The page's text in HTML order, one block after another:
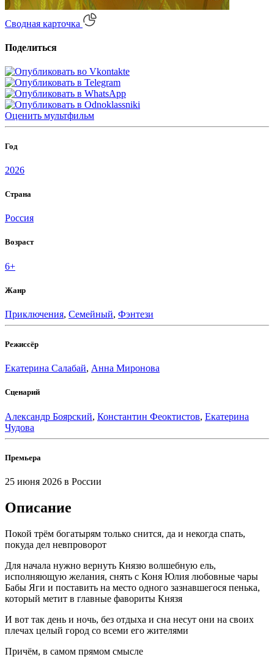
Сводная карточка
Поделиться
Оценить мультфильм
Год
2026
Страна
Россия
Возраст
6+
Жанр
Приключения, Семейный, Фэнтези
Режиссёр
Екатерина Салабай, Анна Миронова
Сценарий
Александр Боярский, Константин Феоктистов, Екатерина
Чудова
Премьера
25 июня 2026 в России
Описание
Покой трём богатырям только снится, да и некогда спать,
покуда дел невпроворот
Для начала нужно вернуть Князю волшебную ель,
исполняющую желания, снять с Коня Юлия любовные чары
Бабы Яги и поставить на место одного зазнавшегося пенька,
который метит в главные фавориты Князя
И вот так день и ночь, без отдыха и сна несут они на своих
плечах целый город со всеми его жителями
Причём, в самом прямом смысле